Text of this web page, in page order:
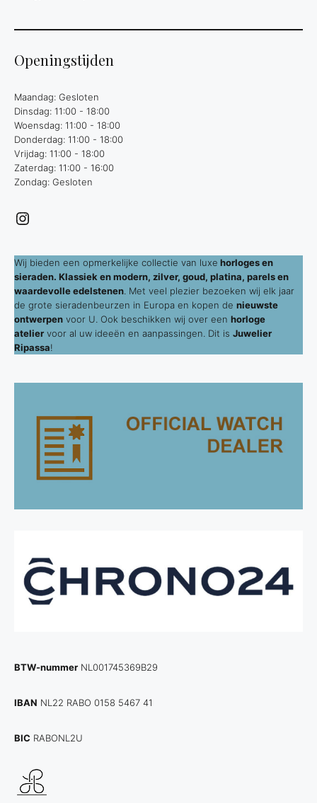
Openingstijden
Maandag: Gesloten
Dinsdag: 11:00 - 18:00
Woensdag: 11:00 - 18:00
Donderdag: 11:00 - 18:00
Vrijdag: 11:00 - 18:00
Zaterdag: 11:00 - 16:00
Zondag: Gesloten
Instagram
Wij bieden een opmerkelijke collectie van luxe horloges en
sieraden. Klassiek en modern, zilver, goud, platina, parels en
waardevolle edelstenen . Met veel plezier bezoeken wij elk jaar
de grote sieradenbeurzen in Europa en kopen de nieuwste
ontwerpen voor U. Ook beschikken wij over een horloge
atelier voor al uw ideeën en aanpassingen. Dit is Juwelier
Ripassa!
BTW-nummer NL001745369B29
IBAN NL22 RABO 0158 5467 41
BIC RABONL2U